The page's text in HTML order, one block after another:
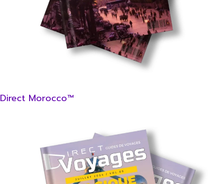
Direct Morocco™